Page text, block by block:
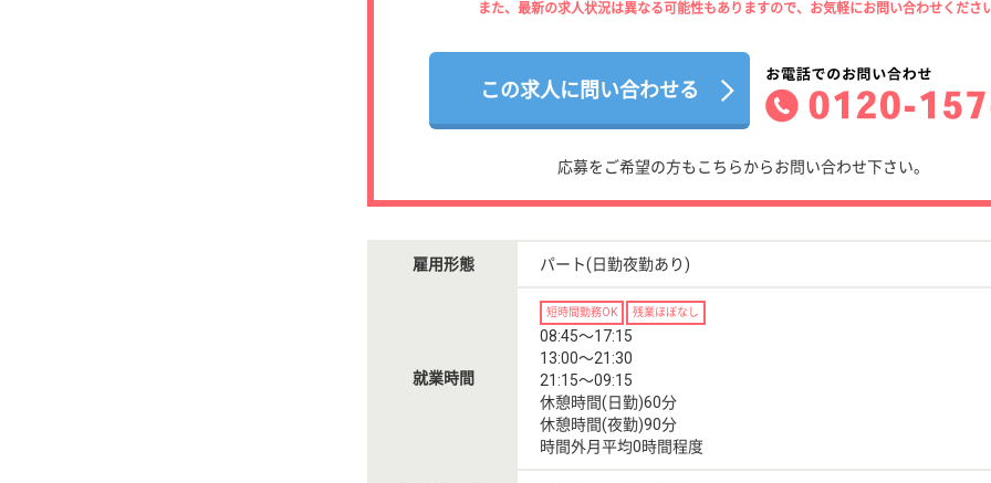
また、最新の求人状況は異なる可能性もありますので、お気軽にお問い合わせくださ
この求人に問い合わせる
応募をご希望の方もこちらからお問い合わせ下さい。
雇用形態 パート(日勤夜勤あり)
就業時間
短時間勤務OK 残業ほぼなし
08:45〜17:15
13:00〜21:30
21:15〜09:15
休憩時間(日勤)60分
休憩時間(夜勤)90分
時間外月平均0時間程度